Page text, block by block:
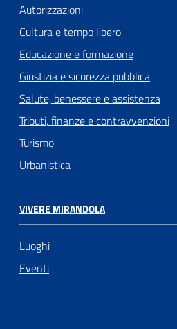
Autorizzazioni
Cultura e tempo libero
Educazione e formazione
Giustizia e sicurezza pubblica
Salute, benessere e assistenza
Tributi, finanze e contravvenzioni
Turismo
Urbanistica
VIVERE MIRANDOLA
Luoghi
Eventi